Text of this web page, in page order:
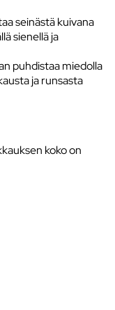
seinästä kuivana
sienellä ja
puhdistaa miedolla
ja runsasta
koko on